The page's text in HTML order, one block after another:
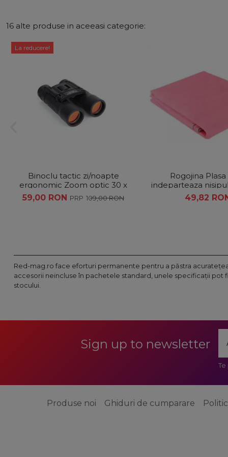
16 alte produse in aceeasi categorie:
La reducere!
Binoclu tactic zi/noapte
ergonomic Zoom optic 30 x
60
59,00 RON 109,00 RON
Rogojina
indeparteaza
cm, ROZ
49,82
Red-mag.ro face eforturi permanente pentru a păstra
accesorii neincluse în pachetele standard, unele specificaţii
stocului.
Sign up to newsletter
Produse noi Ghiduri de cumparare